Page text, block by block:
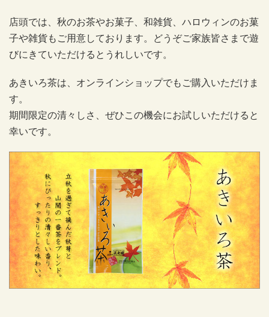
店頭では、秋のお茶やお菓子、和雑貨、ハロウィンのお菓
子や雑貨もご用意しております。どうぞご家族皆さまで遊
びにきていただけるとうれしいです。
あきいろ茶は、オンラインショップでもご購入いただけま
す。
期間限定の清々しさ、ぜひこの機会にお試しいただけると
幸いです。